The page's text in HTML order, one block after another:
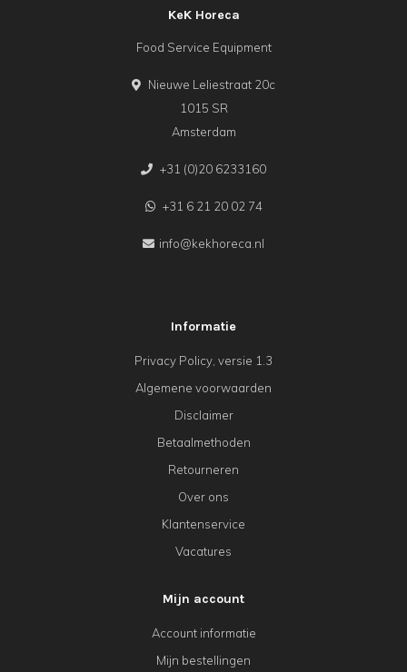
KeK Horeca
Food Service Equipment
Nieuwe Leliestraat 20c
1015 SR
Amsterdam
+31 (0)20 6233160
+31 6 21 20 02 74
info@kekhoreca.nl
Informatie
Privacy Policy, versie 1.3
Algemene voorwaarden
Disclaimer
Betaalmethoden
Retourneren
Over ons
Klantenservice
Vacatures
Mijn account
Account informatie
Mijn bestellingen